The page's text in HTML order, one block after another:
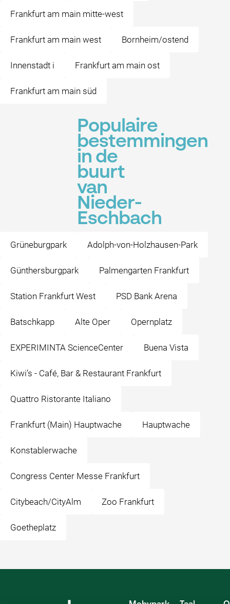
Frankfurt am main mitte-west
Frankfurt am main west Bornheim/ostend
Innenstadt i Frankfurt am main ost
Frankfurt am main süd
Populaire
bestemmingen
in de
buurt
van
Nieder-
Eschbach
Grüneburgpark Adolph-von-Holzhausen-Park
Günthersburgpark Palmengarten Frankfurt
Station Frankfurt West PSD Bank Arena
Batschkapp Alte Oper Opernplatz
EXPERIMINTA ScienceCenter Buena Vista
Kiwi’s - Café, Bar & Restaurant Frankfurt
Quattro Ristorante Italiano
Frankfurt (Main) Hauptwache Hauptwache
Konstablerwache
Congress Center Messe Frankfurt
Citybeach/CityAlm Zoo Frankfurt
Goetheplatz